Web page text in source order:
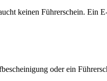
keinen Führerschein.
oder ein